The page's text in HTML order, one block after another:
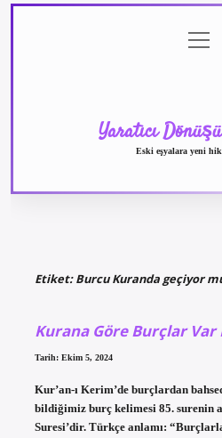
menüyü
aç
Yaratıcı
Eski eşyalara yeni
Etiket:Burcu Kuranda geçiyor
Kurana Göre Burçlar Var
Tarih: Ekim 5, 2024
Kur’an-ı Kerim’de burçlardan
bildiğimiz burç kelimesi 85. surenin
Suresi’dir. Türkçe anlamı: